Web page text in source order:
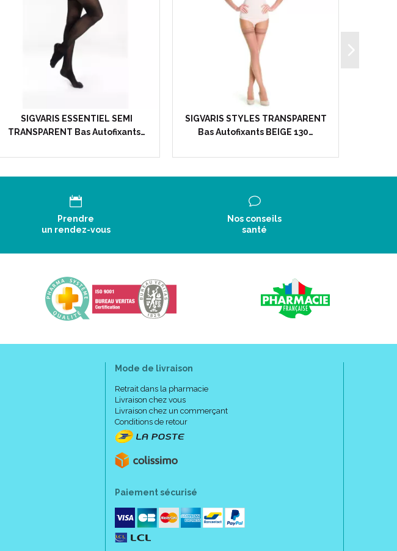
3611610067757 / 3611610067702 / 3611610067740 / 3611610067696 /
3611610067733 / 3611610067689
SIGVARIS ESSENTIEL SEMI
TRANSPARENT Bas Autofixants…
SIGVARIS STYLES TRANSPARENT
Bas Autofixants BEIGE 130…
Prendre
un rendez-vous
Nos conseils
santé
Mode de livraison
Retrait dans la pharmacie
Livraison chez vous
Livraison chez un commerçant
Conditions de retour
Paiement sécurisé